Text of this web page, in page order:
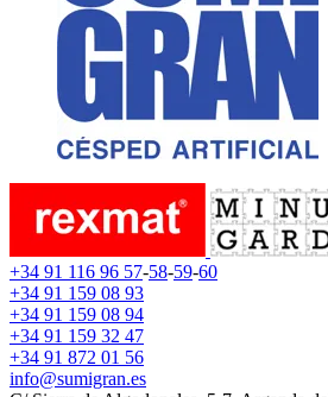
+34 91 116 96 57-58-59-60
+34 91 159 08 93
+34 91 159 08 94
+34 91 159 32 47
+34 91 872 01 56
info@sumigran.es